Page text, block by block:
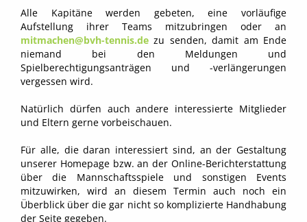
Alle Kapitäne werden gebeten, eine vorläufige
Aufstellung ihrer Teams mitzubringen oder an
mitmachen@bvh-tennis.de zu senden, damit am Ende
niemand bei den Meldungen und
Spielberechtigungsanträgen und -verlängerungen
vergessen wird.
Natürlich dürfen auch andere interessierte Mitglieder
und Eltern gerne vorbeischauen.
Für alle, die daran interessiert sind, an der Gestaltung
unserer Homepage bzw. an der Online-Berichterstattung
über die Mannschaftsspiele und sonstigen Events
mitzuwirken, wird an diesem Termin auch noch ein
Überblick über die gar nicht so komplizierte Handhabung
der Seite gegeben.